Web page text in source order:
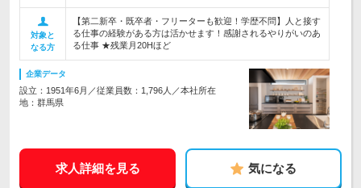
対象と
なる方
【第二新卒・既卒者・フリーターも歓迎！学歴不問】人と接す
る仕事の経験がある方は活かせます！感謝されるやりがいのあ
る仕事 ★残業月20Hほど
企業データ
設立：1951年6月／従業員数：1,796人／本社所在
地：群馬県
求人詳細を見る 気になる